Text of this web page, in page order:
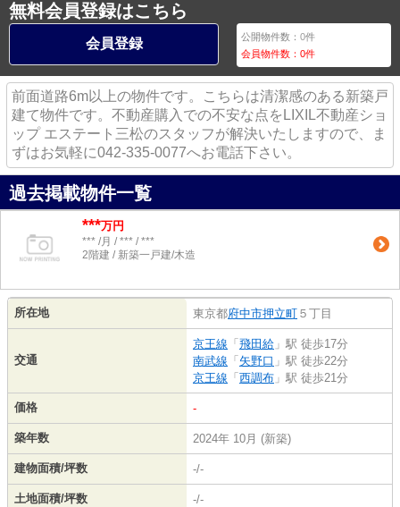
無料会員登録はこちら
会員登録 公開物件数：0件
会員物件数：0件
前面道路6m以上の物件です。こちらは清潔感のある新築戸
建て物件です。不動産購入での不安な点をLIXIL不動産ショ
ップ エステート三松のスタッフが解決いたしますので、ま
ずはお気軽に042-335-0077へお電話下さい。
過去掲載物件一覧
***万円
*** /月 / *** / ***
2階建 / 新築一戸建/木造
所在地 東京都府中市押立町 ５丁目
交通
京王線 「 飛田給 」駅 徒歩17分
南武線 「 矢野口 」駅 徒歩22分
京王線 「 西調布 」駅 徒歩21分
価格 -
築年数 2024年 10月 (新築)
建物面積/坪数 -/-
土地面積/坪数 -/-